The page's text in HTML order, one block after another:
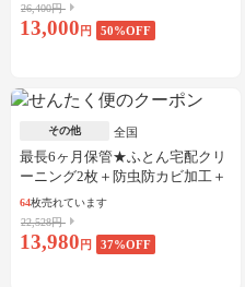
26,400円
13,000 円 50%OFF
その他 全国
最長6ヶ月保管★ふとん宅配クリ
ーニング2枚＋防虫防カビ加工＋
しみ抜き
64枚売れています
22,528円
13,980 円 37%OFF